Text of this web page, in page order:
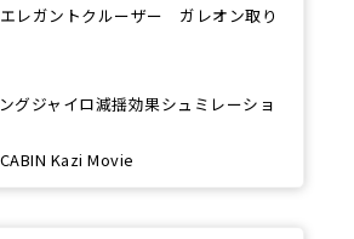
レガントクルーザー ガレオン取り
グジャイロ減揺効果シュミレーショ
Kazi Movie